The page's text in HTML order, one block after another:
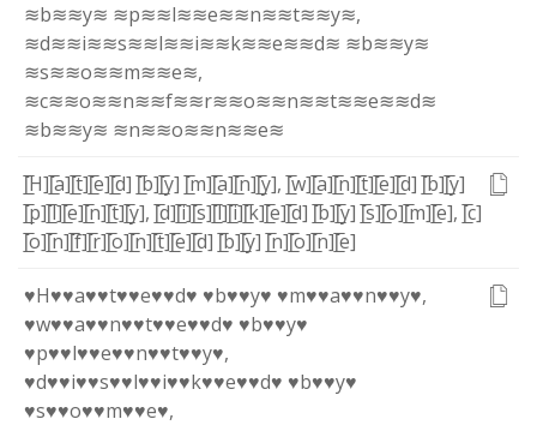
≋b≋≋y≋ ≋p≋≋l≋≋e≋≋n≋≋t≋≋y≋,
≋d≋≋i≋≋s≋≋l≋≋i≋≋k≋≋e≋≋d≋ ≋b≋≋y≋
≋s≋≋o≋≋m≋≋e≋,
≋c≋≋o≋≋n≋≋f≋≋r≋≋o≋≋n≋≋t≋≋e≋≋d≋
≋b≋≋y≋ ≋n≋≋o≋≋n≋≋e≋
[̲̅H][̲̅a][̲̅t][̲̅e][̲̅d] [̲̅b][̲̅y] [̲̅m][̲̅a][̲̅n][̲̅y], [̲̅w][̲̅a][̲̅n][̲̅t][̲̅e][̲̅d] [̲̅b][̲̅y]
[̲̅p][̲̅l][̲̅e][̲̅n][̲̅t][̲̅y], [̲̅d][̲̅i][̲̅s][̲̅l][̲̅i][̲̅k][̲̅e][̲̅d] [̲̅b][̲̅y] [̲̅s][̲̅o][̲̅m][̲̅e], [̲̅c]
[̲̅o][̲̅n][̲̅f][̲̅r][̲̅o][̲̅n][̲̅t][̲̅e][̲̅d] [̲̅b][̲̅y] [̲̅n][̲̅o][̲̅n][̲̅e]
♥H♥♥a♥♥t♥♥e♥♥d♥ ♥b♥♥y♥ ♥m♥♥a♥♥n♥♥y♥,
♥w♥♥a♥♥n♥♥t♥♥e♥♥d♥ ♥b♥♥y♥
♥p♥♥l♥♥e♥♥n♥♥t♥♥y♥,
♥d♥♥i♥♥s♥♥l♥♥i♥♥k♥♥e♥♥d♥ ♥b♥♥y♥
♥s♥♥o♥♥m♥♥e♥,